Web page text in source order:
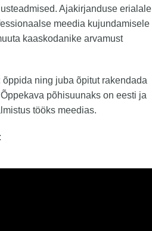
Ajakirjanduse erialale
meedia kujundamisele
kaaskodanike arvamust
ning juba õpitut rakendada
põhisuunaks on eesti ja
tööks meedias.
: